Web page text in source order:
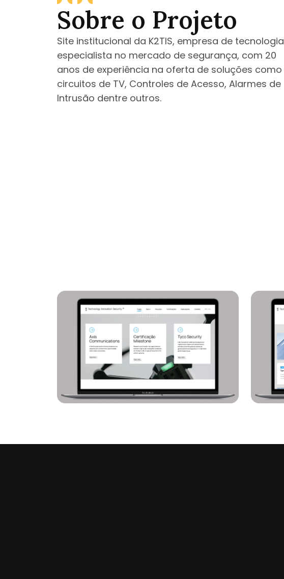
Sobre o Projeto
Site institucional da K2TIS, empresa de tecnologia
especialista no mercado de segurança, com 20
anos de experiência na oferta de soluções como
circuitos de TV, Controles de Acesso, Alarmes de
Intrusão dentre outros.